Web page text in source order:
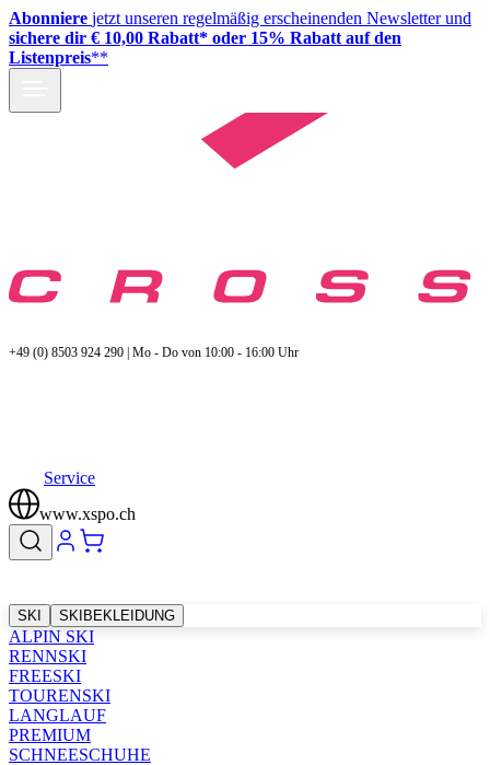
Abonniere jetzt unseren regelmäßig erscheinenden Newsletter und
sichere dir € 10,00 Rabatt* oder 15% Rabatt auf den
Listenpreis**
+49 (0) 8503 924 290 | Mo - Do von 10:00 - 16:00 Uhr
Service
www.xspo.ch
SKI SKIBEKLEIDUNG
ALPIN SKI
RENNSKI
FREESKI
TOURENSKI
LANGLAUF
PREMIUM
SCHNEESCHUHE